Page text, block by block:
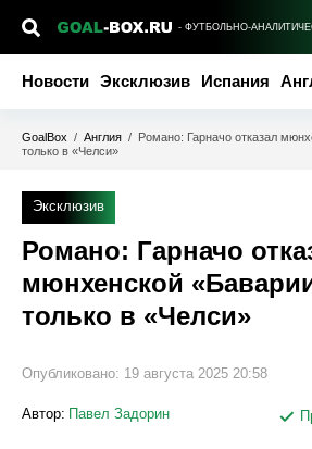
- ФУТБОЛЬНО-
Новости Эксклюзив Испания
GoalBox / Англия / Романо: Гарначо отказал
только в «Челси»
Эксклюзив
Романо: Гарначо
мюнхенской
только в «Челси»
Опубликовано: 19 августа 2025 20:58
Автор: Павел Задорин